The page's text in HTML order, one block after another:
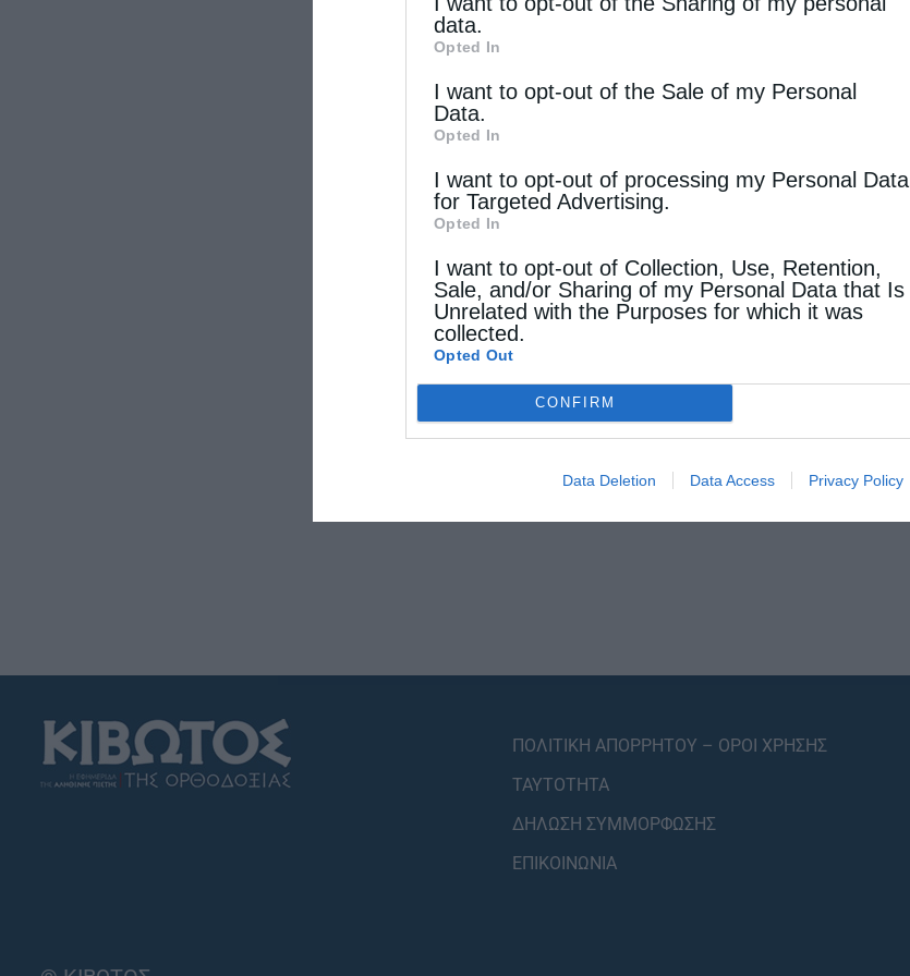
data.
Opted In
I want to opt-out of the Sale of my Personal
Data.
Opted In
I want to opt-out of processing my Personal Data
for Targeted Advertising.
Opted In
I want to opt-out of Collection, Use, Retention,
Sale, and/or Sharing of my Personal Data that Is
Unrelated with the Purposes for which it was
collected.
Opted Out
CONFIRM
Data Deletion Data Access Privacy Policy
ΠΟΛΙΤΙΚΗ ΑΠΟΡΡΗΤΟΥ – ΟΡΟΙ ΧΡΗΣΗΣ
ΤΑΥΤΟΤΗΤΑ
ΔΗΛΩΣΗ ΣΥΜΜΟΡΦΩΣΗΣ
ΕΠΙΚΟΙΝΩΝΙΑ